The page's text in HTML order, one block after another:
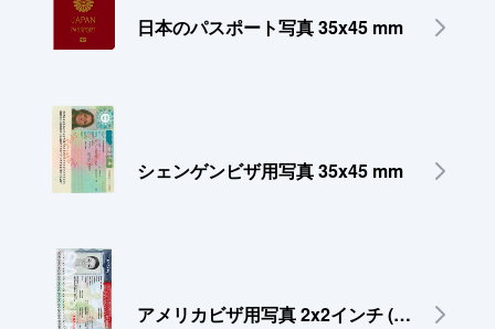
日本のパスポート写真 35x45 mm
シェンゲンビザ用写真 35x45 mm
アメリカビザ用写真 2x2インチ (51x51 mm)